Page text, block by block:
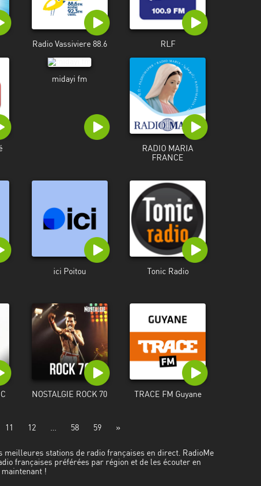
Radio Vassiviere 88.6 RLF
midayi fm
RADIO MARIA
FRANCE
ici Poitou Tonic Radio
NOSTALGIE ROCK 70 TRACE FM Guyane
11 12 ... 58 59 »
stations de radio françaises en direct. RadioMe
françaises préférées par région et de les écouter en
!